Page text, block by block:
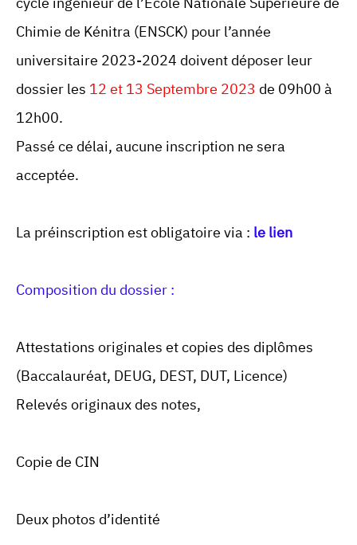
Chimie de Kénitra (ENSCK) pour l’année
universitaire 2023-2024 doivent déposer leur
dossier les 12 et 13 Septembre 2023 de 09h00 à
12h00.
Passé ce délai, aucune inscription ne sera
acceptée.
La préinscription est obligatoire via : le lien
Composition du dossier :
Attestations originales et copies des diplômes
(Baccalauréat, DEUG, DEST, DUT, Licence)
Relevés originaux des notes,
Copie de CIN
Deux photos d’identité